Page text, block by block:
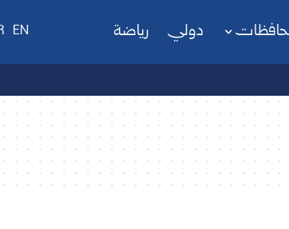
دولي رياضة EN